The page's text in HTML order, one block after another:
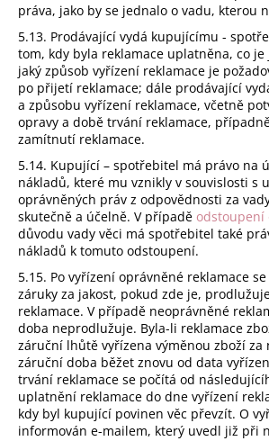
práva, jako by se jednalo o vadu, kterou
5.13. Prodávající vydá kupujícímu -
tom, kdy byla reklamace uplatněna, co
jaký způsob vyřízení reklamace je
po přijetí reklamace; dále prodávající
a způsobu vyřízení reklamace, včetně
opravy a době trvání reklamace,
zamítnutí reklamace.
5.14. Kupující – spotřebitel má právo na
nákladů, které mu vznikly v souvislosti s
oprávněných práv z odpovědnosti za
skutečně a účelně. V případě odstoupení
důvodu vady věci má spotřebitel také
nákladů k tomuto odstoupení.
5.15. Po vyřízení oprávněné reklamace
záruky za jakost, pokud zde je,
reklamace. V případě neoprávněné
doba neprodlužuje. Byla-li reklamace
záruční lhůtě vyřízena výměnou zboží za
záruční doba běžet znovu od data
trvání reklamace se počítá od
uplatnění reklamace do dne vyřízení
kdy byl kupující povinen věc převzít. O
informován e-mailem, který uvedl již při